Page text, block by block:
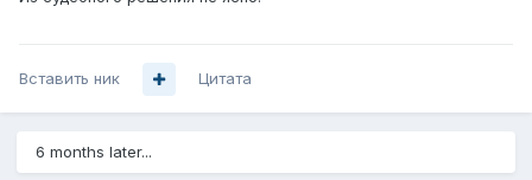
Вставить ник Цитата
6 months later...